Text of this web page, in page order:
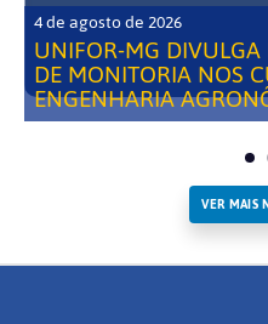
4 de agosto de 2026
UNIFOR-MG DIVULGA
DE MONITORIA NOS
ENGENHARIA
VER MAIS